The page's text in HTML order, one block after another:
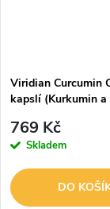
Viridian Curcumin
kapslí (Kurkumin a
769 Kč
Skladem
DO